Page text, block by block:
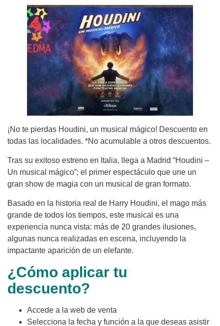
¡No te pierdas Houdini, un musical mágico! Descuento en
todas las localidades. *No acumulable a otros descuentos.
Tras su exitoso estreno en Italia, llega a Madrid “Houdini –
Un musical mágico”; el primer espectáculo que une un
gran show de magia con un musical de gran formato.
Basado en la historia real de Harry Houdini, el mago más
grande de todos los tiempos, este musical es una
experiencia nunca vista: más de 20 grandes ilusiones,
algunas nunca realizadas en escena, incluyendo la
impactante aparición de un elefante.
¿Cómo aplicar tu
descuento?
Accede a la web de venta
Selecciona la fecha y función a la que deseas asistir